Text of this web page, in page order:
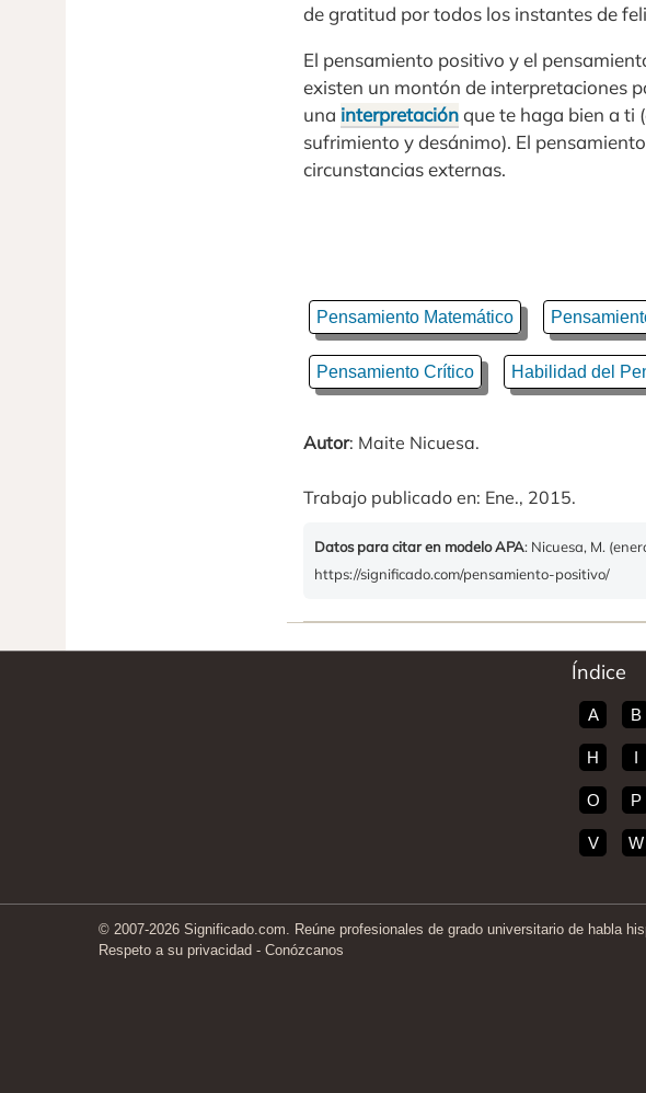
de gratitud por todos los instantes de
El pensamiento positivo y el
existen un montón de interpretaciones
una interpretaciónque te haga bien a ti
sufrimiento y desánimo). El
circunstancias externas.
Pensamiento Matemático
Pensamiento Crítico Habilidad del
Autor: Maite Nicuesa.
Trabajo publicado en: Ene., 2015.
Datos para citar en modelo APA: Nicuesa, M.
https://significado.com/pensamiento-positivo/
Índice
A B
H I
O P
V W
© 2007-2026 Significado.com. Reúne profesionales de grado universitario de habla
Respeto a su privacidad- Conózcanos